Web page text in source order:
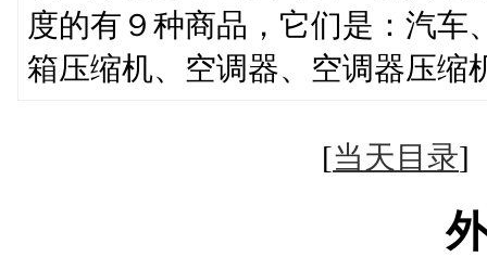
度的有９种商品，它们是：汽车
箱压缩机、空调器、空调器压缩
[当天目录